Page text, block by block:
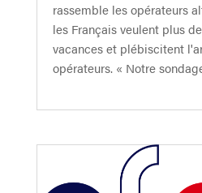
rassemble les opérateurs
les Français veulent plus
vacances et plébiscitent
opérateurs. « Notre